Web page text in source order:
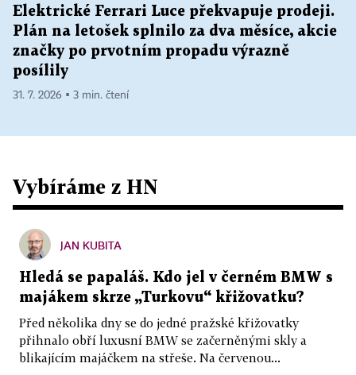
Elektrické Ferrari Luce překvapuje prodeji.
Plán na letošek splnilo za dva měsíce, akcie
značky po prvotním propadu výrazně
posílily
31. 7. 2026 ▪ 3 min. čtení
Vybíráme z HN
JAN KUBITA
Hledá se papaláš. Kdo jel v černém BMW s
majákem skrze „Turkovu“ křižovatku?
Před několika dny se do jedné pražské křižovatky
přihnalo obří luxusní BMW se začerněnými skly a
blikajícím majáčkem na střeše. Na červenou...